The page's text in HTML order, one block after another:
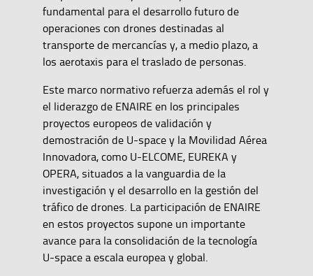
fundamental para el desarrollo futuro de
operaciones con drones destinadas al
transporte de mercancías y, a medio plazo, a
los aerotaxis para el traslado de personas.
Este marco normativo refuerza además el rol y
el liderazgo de ENAIRE en los principales
proyectos europeos de validación y
demostración de U-space y la Movilidad Aérea
Innovadora, como U-ELCOME, EUREKA y
OPERA, situados a la vanguardia de la
investigación y el desarrollo en la gestión del
tráfico de drones. La participación de ENAIRE
en estos proyectos supone un importante
avance para la consolidación de la tecnología
U-space a escala europea y global.